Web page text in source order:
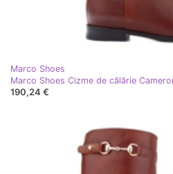
Marco Shoes
Marco Shoes Cizme de călărie
190,24 €